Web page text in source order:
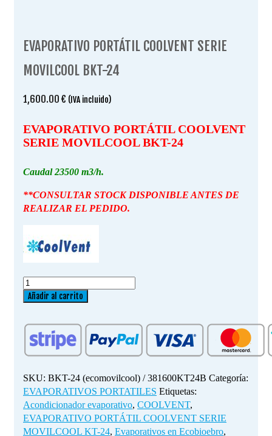
EVAPORATIVO PORTÁTIL COOLVENT SERIE
MOVILCOOL BKT-24
1,600.00 € (IVA incluido)
EVAPORATIVO PORTÁTIL COOLVENT
SERIE MOVILCOOL BKT-24
Caudal 23500 m3/h.
**CONSULTAR STOCK DISPONIBLE ANTES DE
REALIZAR EL PEDIDO.
EVAPORATIVO
PORTÁTIL
SERIE
MOVILCOOL
BKT-
cantidad
Añadir al carrito
SKU: BKT-24 (ecomovilcool) / 381600KT24B Categoría:
EVAPORATIVOS PORTATILES Etiquetas:
Acondicionador evaporativo, COOLVENT,
EVAPORATIVO PORTÁTIL COOLVENT SERIE
MOVILCOOL KT-24, Evaporativos en Ecobioebro,